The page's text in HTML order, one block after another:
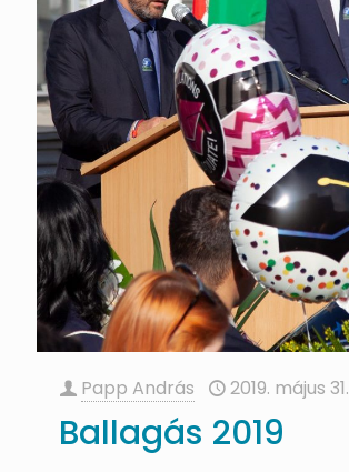
Papp András 2019. május 31.
Ballagás 2019